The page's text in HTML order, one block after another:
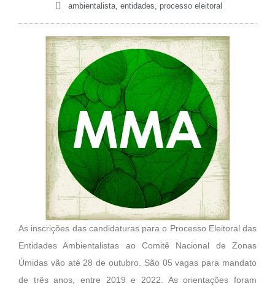
ambientalista, entidades, processo eleitoral
As inscrições das candidaturas para o Processo Eleitoral das
Entidades Ambientalistas ao Comitê Nacional de Zonas
Úmidas vão até 28 de outubro. São 05 vagas para mandato
de três anos, entre 2019 e 2022. As orientações foram